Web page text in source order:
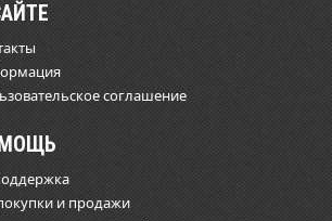
соглашение
и продажи